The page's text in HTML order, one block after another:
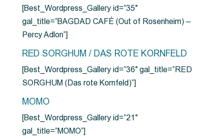
[Best_Wordpress_Gallery id=”35″
gal_title=”BAGDAD CAFÉ (Out of Rosenheim) –
Percy Adlon”]
RED SORGHUM / DAS ROTE KORNFELD
[Best_Wordpress_Gallery id=”36″ gal_title=”RED
SORGHUM (Das rote Kornfeld)”]
MOMO
[Best_Wordpress_Gallery id=”21″
gal_title=”MOMO”]